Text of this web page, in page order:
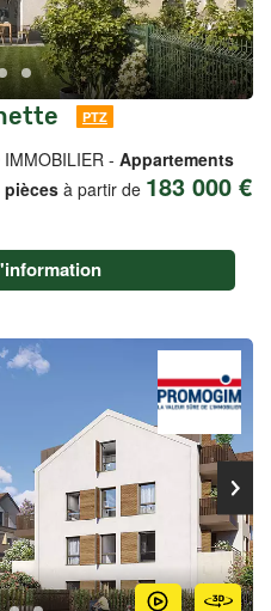
PTZ
- Appartements
pièces à partir de 183 000 €